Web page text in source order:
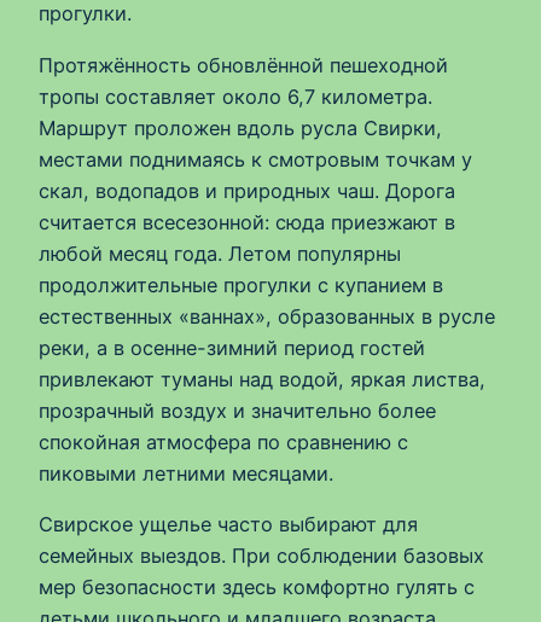
прогулки.
Протяжённость обновлённой пешеходной
тропы составляет около 6,7 километра.
Маршрут проложен вдоль русла Свирки,
местами поднимаясь к смотровым точкам у
скал, водопадов и природных чаш. Дорога
считается всесезонной: сюда приезжают в
любой месяц года. Летом популярны
продолжительные прогулки с купанием в
естественных «ваннах», образованных в русле
реки, а в осенне-зимний период гостей
привлекают туманы над водой, яркая листва,
прозрачный воздух и значительно более
спокойная атмосфера по сравнению с
пиковыми летними месяцами.
Свирское ущелье часто выбирают для
семейных выездов. При соблюдении базовых
мер безопасности здесь комфортно гулять с